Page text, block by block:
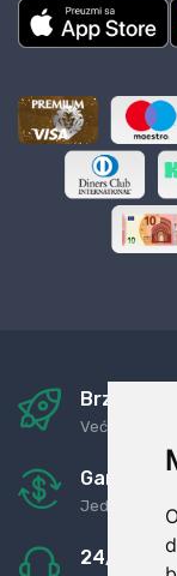
Brza i
Već za
Jednostavno
24/7